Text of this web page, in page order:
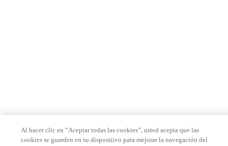
Al hacer clic en “Aceptar todas las cookies”, usted acepta que las
cookies se guarden en su dispositivo para mejorar la navegación del